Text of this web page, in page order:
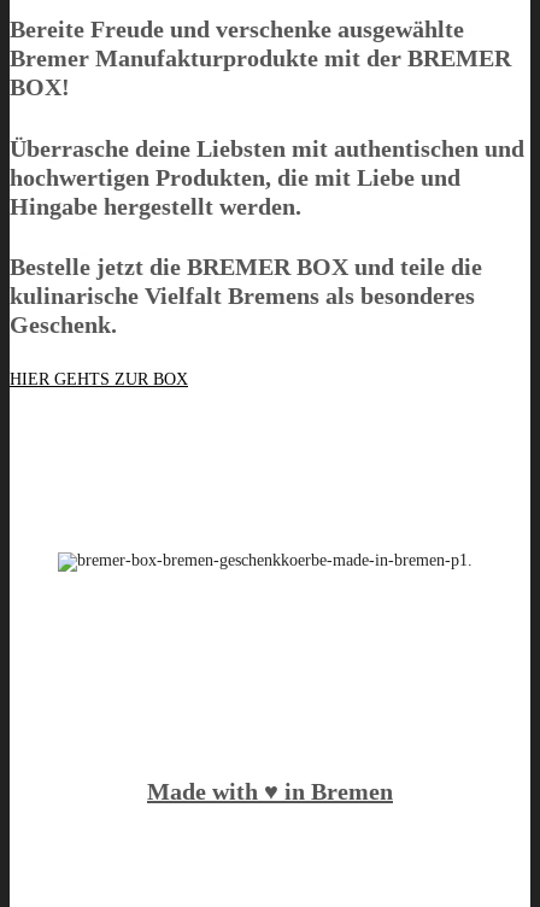
Bereite Freude und verschenke ausgewählte
Bremer Manufakturprodukte mit der BREMER
BOX!
Überrasche deine Liebsten mit authentischen und
hochwertigen Produkten, die mit Liebe und
Hingabe hergestellt werden.
Bestelle jetzt die BREMER BOX und teile die
kulinarische Vielfalt Bremens als besonderes
Geschenk.
HIER GEHTS ZUR BOX
Made with ♥️ in Bremen